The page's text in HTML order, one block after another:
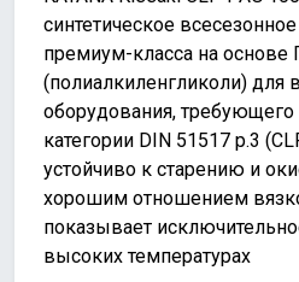
синтетическое
премиум-класса на основе
(полиалкиленгликоли) для
оборудования,
категории DIN 51517 p.3
устойчиво к старению и
хорошим отношением
показывает
высоких температурах